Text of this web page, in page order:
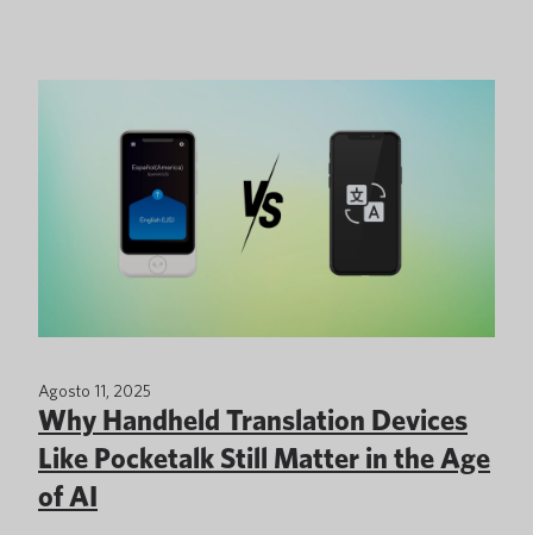
Agosto 11, 2025
Why Handheld Translation Devices
Like Pocketalk Still Matter in the Age
of AI